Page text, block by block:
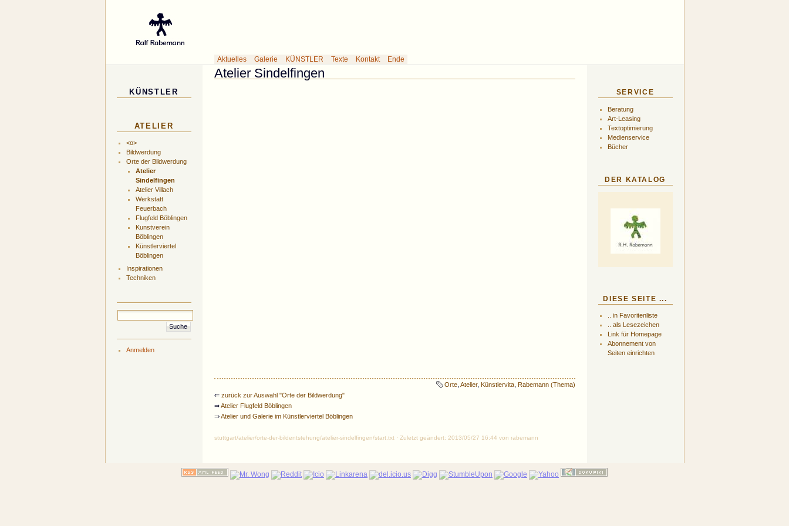
Aktuelles Galerie KÜNSTLER Texte Kontakt Ende
KÜNSTLER
ATELIER
<o>
Bildwerdung
Orte der Bildwerdung
Atelier
Sindelfingen
Atelier Villach
Werkstatt
Feuerbach
Flugfeld Böblingen
Kunstverein
Böblingen
Künstlerviertel
Böblingen
Inspirationen
Techniken
Anmelden
Atelier Sindelfingen
Orte, Atelier, Künstlervita, Rabemann (Thema)
⇐ zurück zur Auswahl "Orte der Bildwerdung"
⇒Atelier Flugfeld Böblingen
⇒Atelier und Galerie im Künstlerviertel Böblingen
stuttgart/atelier/orte-der-bildentstehung/atelier-sindelfingen/start.txt · Zuletzt geändert: 2013/05/27 16:44 von rabemann
SERVICE
Beratung
Art-Leasing
Textoptimierung
Medienservice
Bücher
DER KATALOG
DIESE SEITE ...
.. in Favoritenliste
.. als Lesezeichen
Link für Homepage
Abonnement von
Seiten einrichten